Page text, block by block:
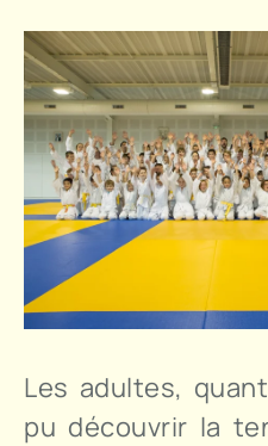
Les adultes,
pu découvrir la